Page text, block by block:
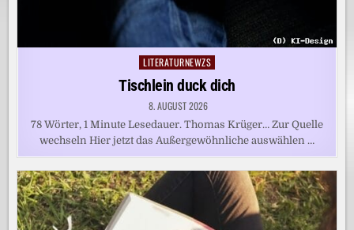
Posted
in
LITERATURNEWZS
Tischlein duck dich
8. AUGUST 2026
78 Wörter, 1 Minute Lesedauer. Thomas Krüger… Zur Quelle
wechseln Hier jetzt das Außergewöhnliche auswählen …